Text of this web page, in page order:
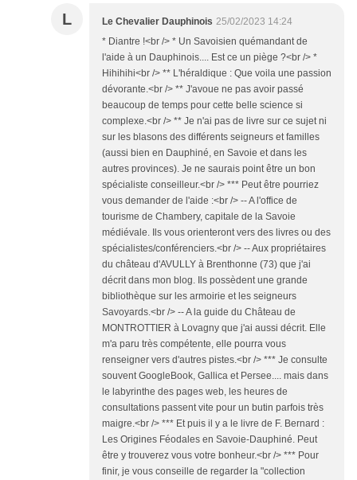
L Le Chevalier Dauphinois 25/02/2023 14:24
* Diantre !<br /> * Un Savoisien quémandant de
l'aide à un Dauphinois.... Est ce un piège ?<br /> *
Hihihihi<br /> ** L'héraldique : Que voila une passion
dévorante.<br /> ** J'avoue ne pas avoir passé
beaucoup de temps pour cette belle science si
complexe.<br /> ** Je n'ai pas de livre sur ce sujet ni
sur les blasons des différents seigneurs et familles
(aussi bien en Dauphiné, en Savoie et dans les
autres provinces). Je ne saurais point être un bon
spécialiste conseilleur.<br /> *** Peut être pourriez
vous demander de l'aide :<br /> -- A l'office de
tourisme de Chambery, capitale de la Savoie
médiévale. Ils vous orienteront vers des livres ou des
spécialistes/conférenciers.<br /> -- Aux propriétaires
du château d'AVULLY à Brenthonne (73) que j'ai
décrit dans mon blog. Ils possèdent une grande
bibliothèque sur les armoirie et les seigneurs
Savoyards.<br /> -- A la guide du Château de
MONTROTTIER à Lovagny que j'ai aussi décrit. Elle
m'a paru très compétente, elle pourra vous
renseigner vers d'autres pistes.<br /> *** Je consulte
souvent GoogleBook, Gallica et Persee.... mais dans
le labyrinthe des pages web, les heures de
consultations passent vite pour un butin parfois très
maigre.<br /> *** Et puis il y a le livre de F. Bernard :
Les Origines Féodales en Savoie-Dauphiné. Peut
être y trouverez vous votre bonheur.<br /> *** Pour
finir, je vous conseille de regarder la "collection